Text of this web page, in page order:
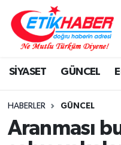
SİYASET GÜNCEL
HABERLER GÜNCEL
Aranması
BİLİM-TEKNOLOJİ
DIŞ POLİTİKA
DÜNYA
EĞİTİM GENÇLİK
Nöbetçi Eczaneler
Hava Durumu
İstanbul Namaz
Trafik Durumu